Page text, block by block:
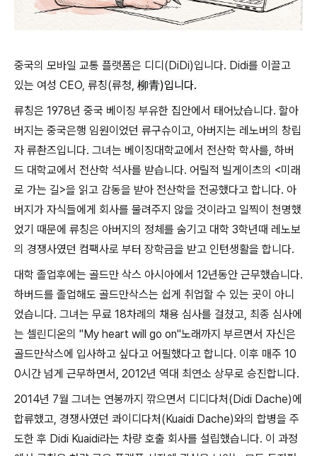
중국의 모바일 교통 플랫폼은 디디(DiDi)입니다. Didi를 이끌고
있는 여성 CEO, 류칭(류청, 柳青)입니다.
류칭은 1978년 중국 베이징 부유한 집안에서 태어났습니다. 할아
버지는 중국은행 임원이었던 류구슈이고, 아버지는 레노버의 창립
자 류촨즈입니다. 그녀는 베이징대학교에서 전산학 학사를, 하버
드 대학교에서 전산학 석사를 받습니다. 어릴적 빌게이츠의 <미래
로 가는 길>을 읽고 감동을 받아 전산학을 전공했다고 합니다. 아
버지가 자식들에게 회사를 물려주지 않을 것이라고 일찍이 천명했
었기 때문에 류칭은 아버지의 정체를 숨기고 대학 3학년때 레노보
의 경쟁사였던 컴팩사로 부터 장학금을 받고 인턴생활을 합니다.
대학 졸업후에는 골드만 삭스 아시아에서 12년동안 근무했습니다.
하버드를 졸업해도 골드만삭스는 쉽게 취업할 수 있는 곳이 아니
었습니다. 그녀는 무료 18차례의 채용 심사를 걸쳤고, 최종 심사에
는 셀린디온의 "My heart will go on"노래까지 부르면서 자신은
골드만삭스에 입사하고 싶다고 어필했다고 합니다. 이후 매주 10
0시간 넘게 근무하면서, 2012년 역대 최연소 상무로 승진합니다.
2014년 7월 그녀는 연봉까지 깎으면서 디디다처(Didi Dache)에
합류했고, 경쟁사였던 콰이디다처(Kuaidi Dache)와의 합병을 주
도한 후 Didi Kuaidi라는 차량 호출 회사를 설립했습니다. 이 과정